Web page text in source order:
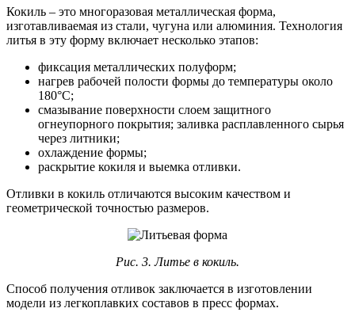
Кокиль – это многоразовая металлическая форма,
изготавливаемая из стали, чугуна или алюминия. Технология
литья в эту форму включает несколько этапов:
фиксация металлических полуформ;
нагрев рабочей полости формы до температуры около
180°С;
смазывание поверхности слоем защитного
огнеупорного покрытия; заливка расплавленного сырья
через литники;
охлаждение формы;
раскрытие кокиля и выемка отливки.
Отливки в кокиль отличаются высоким качеством и
геометрической точностью размеров.
Рис. 3.Литье в кокиль.
Способ получения отливок заключается в изготовлении
модели из легкоплавких составов в пресс формах.